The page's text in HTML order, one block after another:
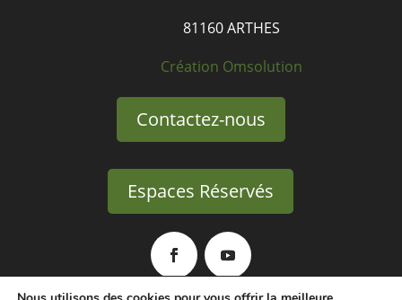
81160 ARTHES
Création Omsolution
Contactez-nous
Espaces Réservés